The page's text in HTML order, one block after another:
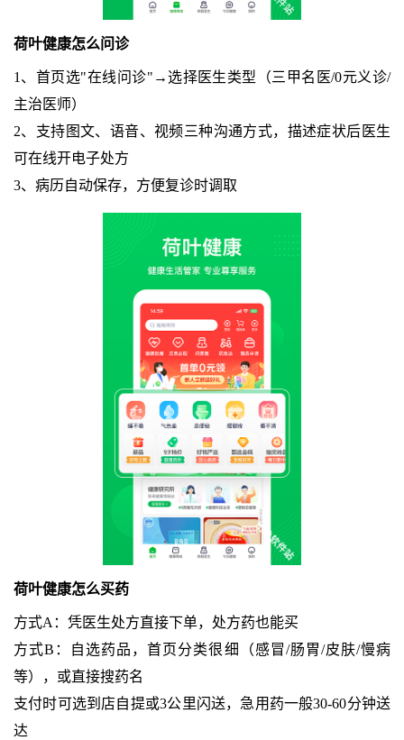
荷叶健康怎么问诊
1、首页选"在线问诊"→选择医生类型（三甲名医/0元义诊/
主治医师）
2、支持图文、语音、视频三种沟通方式，描述症状后医生
可在线开电子处方
3、病历自动保存，方便复诊时调取
荷叶健康怎么买药
方式A：凭医生处方直接下单，处方药也能买
方式B：自选药品，首页分类很细（感冒/肠胃/皮肤/慢病
等），或直接搜药名
支付时可选到店自提或3公里闪送，急用药一般30-60分钟送
达